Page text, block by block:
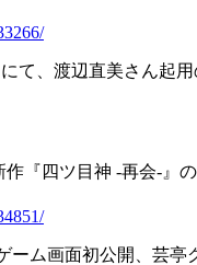
にて、渡辺直美さん
作『四ツ⽬神 -再会-』
ーム画面初公開、芸